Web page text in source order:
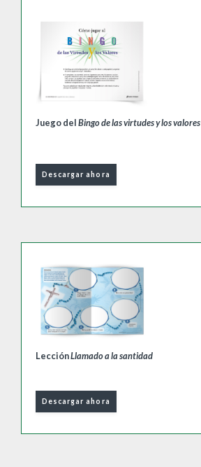
Juego delBingo de las virtudes y los valores
Descargar ahora
LecciónLlamado a la santidad
Descargar ahora